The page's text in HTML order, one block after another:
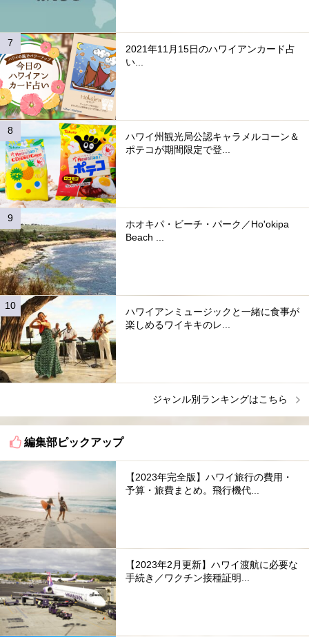
2021年11月15日のハワイアンカード占
い...
ハワイ州観光局公認キャラメルコーン＆
ポテコが期間限定で登...
ホオキパ・ビーチ・パーク／Ho'okipa
Beach ...
ハワイアンミュージックと一緒に食事が
楽しめるワイキキのレ...
ジャンル別ランキングはこちら
編集部ピックアップ
【2023年完全版】ハワイ旅行の費用・
予算・旅費まとめ。飛行機代...
【2023年2月更新】ハワイ渡航に必要な
手続き／ワクチン接種証明...